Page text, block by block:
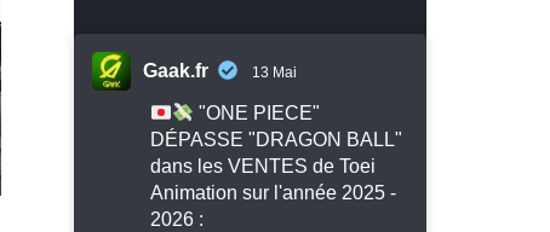
Gaak.fr 13 Mai
"ONE PIECE"
DÉPASSE "DRAGON BALL"
dans les VENTES de Toei
Animation sur l'année 2025 -
2026 :